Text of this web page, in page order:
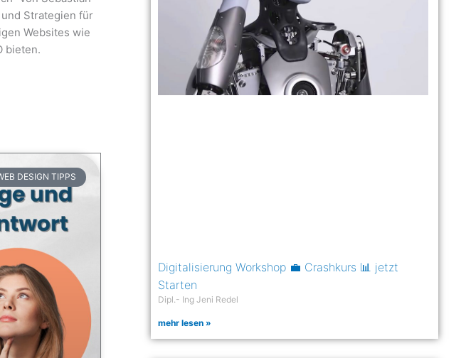
Strategien für
Websites wie
bieten.
DESIGN TIPPS
Digitalisierung Workshop 💼 Crashkurs 📊 jetzt
Starten
Dipl.- Ing Jeni Redel
mehr lesen »